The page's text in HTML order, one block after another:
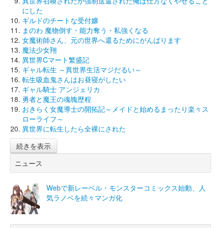
にした
ギルドのチートな受付嬢
まのわ 魔物倒す・能力奪う・私強くなる
女魔術師さん、元の世界へ還るためにがんばります
魔法少女翔
異世界Cマート繁盛記
ギャル転生 ～異世界生活マジだるい～
転生吸血鬼さんはお昼寝がしたい
ギャル騎士 アンジェリカ
勇者と魔王の魂魄歴程
おきらく女魔導士の開拓記～メイドと始めるまったり楽々ス
ローライフ～
異世界に転生したら全裸にされた
続きを表示
ニュース
Webで新レーベル・モンスターコミックス始動、人
気ラノベを続々マンガ化